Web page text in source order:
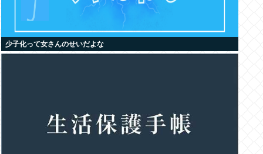
少子化って女さんのせいだよな